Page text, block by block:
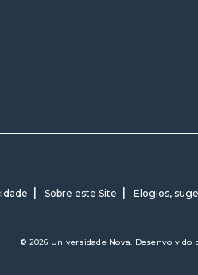
Sobre este Site Elogios,
© 2026 Universidade Nova. Desenvolvido